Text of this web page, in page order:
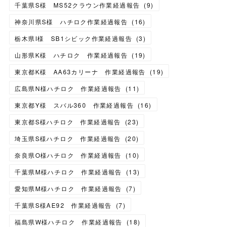
千葉県S様 MS52クラウン作業経過報告 (9)
神奈川県S様 ハチロク作業経過報告 (16)
栃木県I様 SB1シビック作業経過報告 (3)
山形県K様 ハチロク 作業経過報告 (19)
東京都K様 AA63カリーナ 作業経過報告
(19)
広島県N様ハチロク 作業経過報告
(11)
東京都Y様 スバル360 作業経過報告 (16)
東京都S様ハチロク 作業経過報告
(23)
埼玉県S様ハチロク 作業経過報告
(20)
奈良県O様ハチロク 作業経過報告
(10)
千葉県M様ハチロク 作業経過報告
(13)
愛知県M様ハチロク 作業経過報告
(7)
千葉県S様AE92 作業経過報告
(7)
福島県W様ハチロク 作業経過報告
(18)